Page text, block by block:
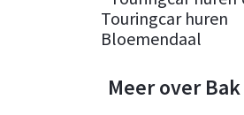
Touringcar huren
Bloemendaal
Meer over